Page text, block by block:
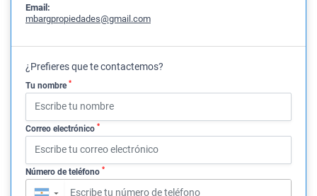
Email:
mbargpropiedades@gmail.com
¿Prefieres que te contactemos?
Tu nombre *
Correo electrónico *
Número de teléfono *
▼